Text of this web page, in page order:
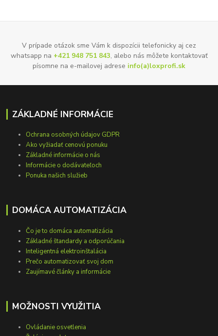
V prípade otázok sme Vám k dispozícii telefonicky aj cez
whatsapp na +421 948 751 843, alebo nás môžete kontaktovať
písomne na e-mailovej adrese info(a)loxprofi.sk
ZÁKLADNÉ INFORMÁCIE
Ochrana osobných údajov GDPR
Ako vyžiadať cenovú ponuku
Základné informácie o nás
Informácie o dodávateľoch
Ponuka našich služieb
DOMÁCA AUTOMATIZÁCIA
Čo je to domáca automatizácia
Základné štandardy a odporúčania
Inteligentná elektroinštalácia
Prečo automatizovať svoj dom
Zaujímavé články a informácie
MOŽNOSTI VYUŽITIA
Ovládanie osvetlenia